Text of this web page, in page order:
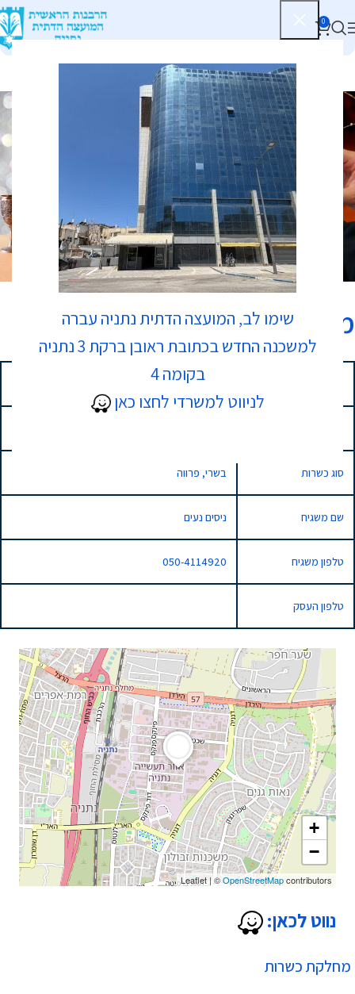
שימו לב, המועצה הדתית נתניה עברה
למשכנה החדש בכתובת ראובן ברקת 3 נתניה
בקומה 4
לניווט למשרדי לחצו כאן
0
כשרות
מחלקת כשרות
+
−
Leaflet |©OpenStreetMapcontributors
נווט לכאן:
מטבח מעדני אבי
28 השיש, נתניה, Israel
סוג כשרות בשרי, פרווה
שם משגיח ניסים נעים
טלפון משגיח 050-4114920
טלפון העסק